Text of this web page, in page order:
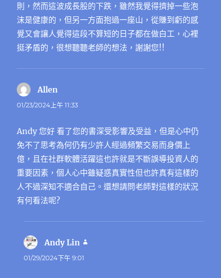
則，然而這波成長股的下跌，雖然我覺得擠掉一些泡
沫是健康的，但另一方面抱過一座山，從賺到虧的感
覺又會讓人覺得這段不算短的日子都在做白工，心裡
挺矛盾的，很想聽聽老師的想法，謝謝您!!
Allen
示:
01/23/2024上午 11:33
Andy 您好 看了您的書深受影響及受益，但是心中仍
免不了思考為何仍有少許人經過頻繁交易而身價上
億，且在社群軟體活躍這也許就是不斷誤導投資人的
重要因素，個人心中雖疑惑真實性但也許真有這樣的
人不過深知不適合自己。還想請問老師對這樣的狀況
有何看法呢?
Andy Lin
01/29/2024下午 9:01